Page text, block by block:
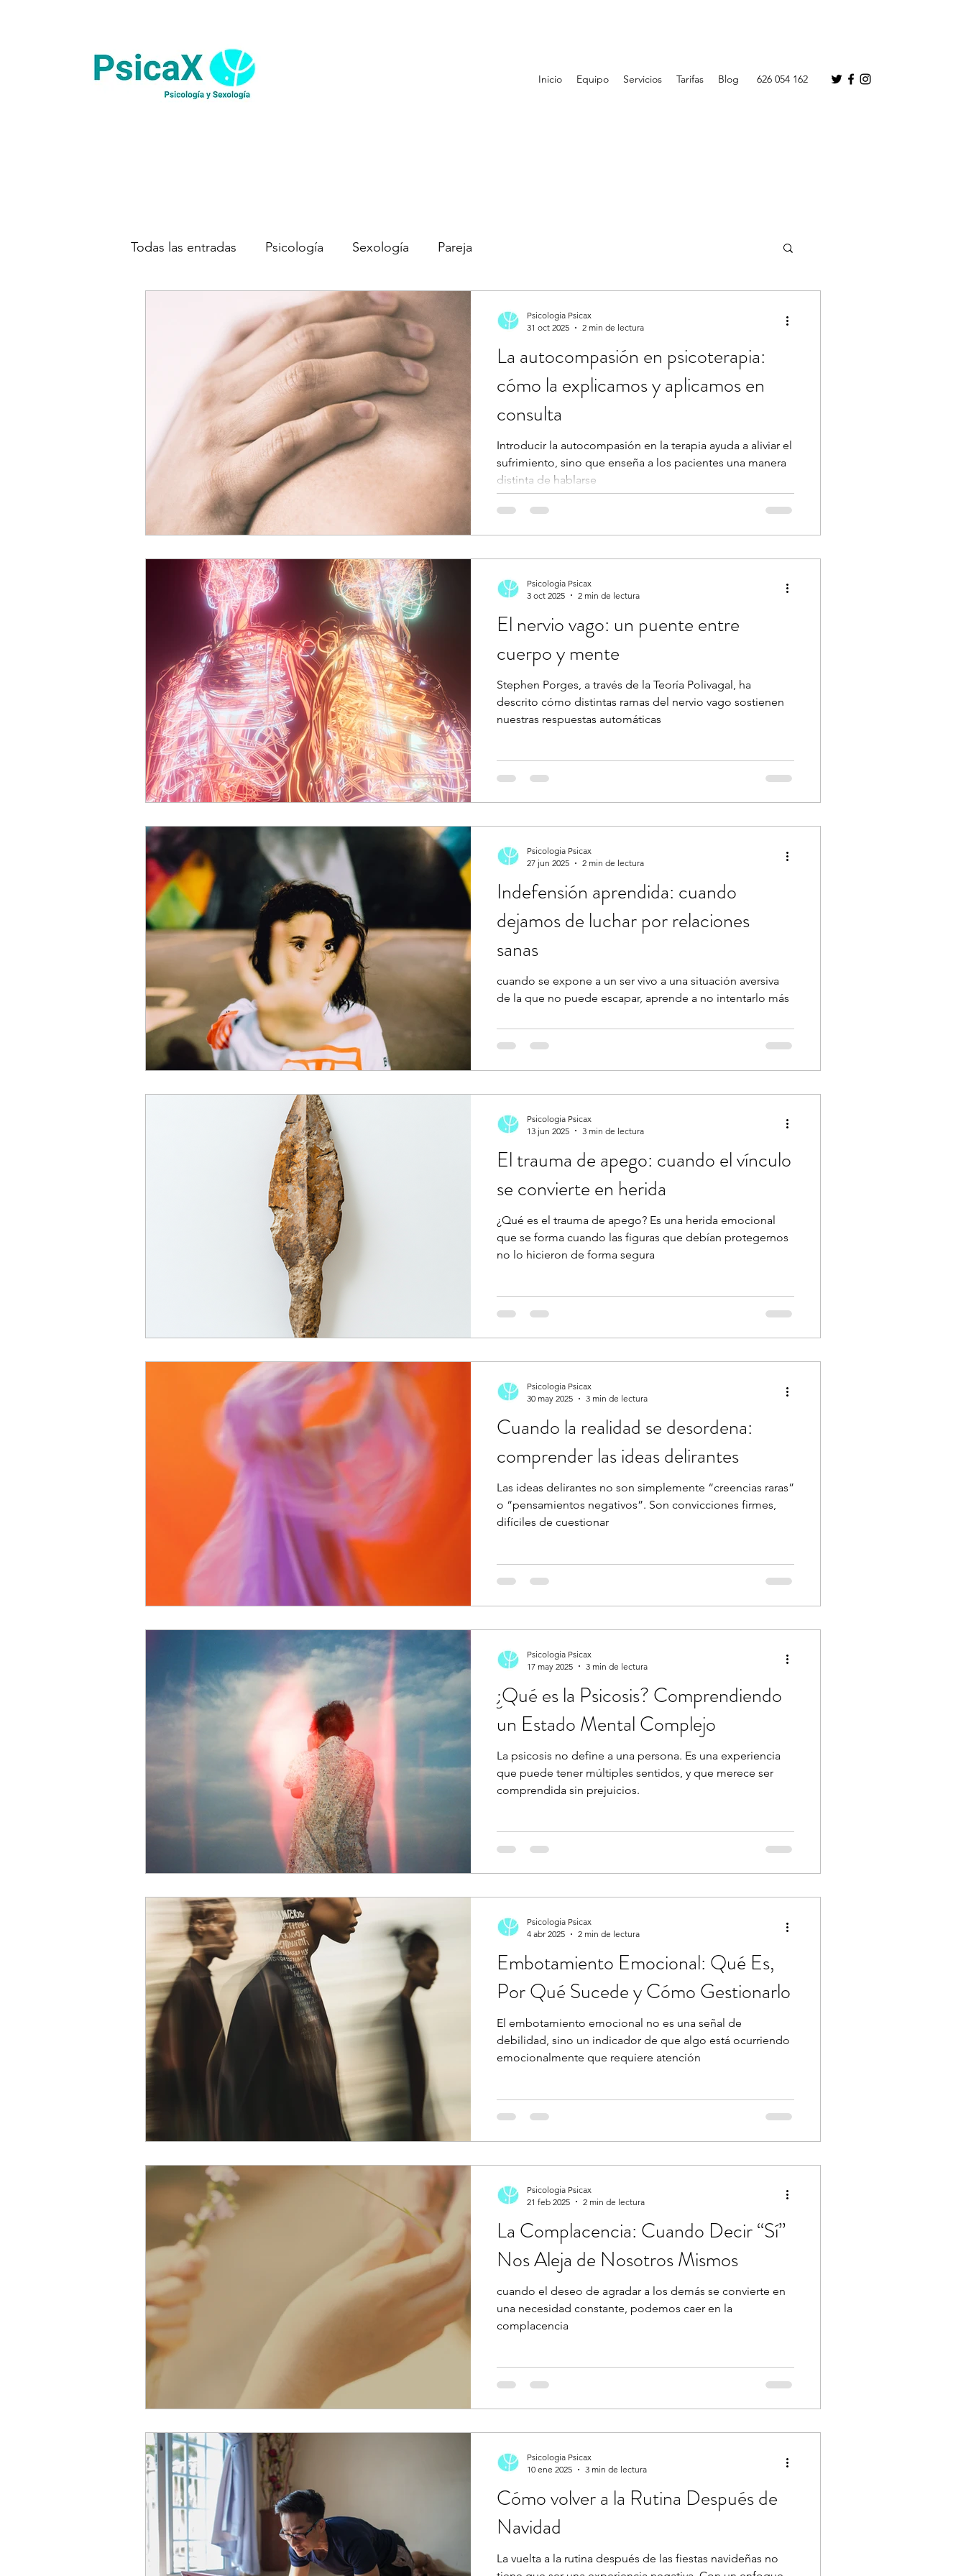
Inicio Equipo Servicios Tarifas Blog 626 054 162
Todas las entradas Psicología Sexología Pareja
La autocompasión en psicoterapia:
cómo la explicamos y aplicamos en
consulta
Introducir la autocompasión en la terapia ayuda a aliviar el
sufrimiento, sino que enseña a los pacientes una manera
distinta de hablarse
Psicologia Psicax
31 oct 2025
2 min de lectura
El nervio vago: un puente entre
cuerpo y mente
Stephen Porges, a través de la Teoría Polivagal, ha
descrito cómo distintas ramas del nervio vago sostienen
nuestras respuestas automáticas
Psicologia Psicax
3 oct 2025
2 min de lectura
Indefensión aprendida: cuando
dejamos de luchar por relaciones
sanas
cuando se expone a un ser vivo a una situación aversiva
de la que no puede escapar, aprende a no intentarlo más
Psicologia Psicax
27 jun 2025
2 min de lectura
El trauma de apego: cuando el vínculo
se convierte en herida
¿Qué es el trauma de apego? Es una herida emocional
que se forma cuando las figuras que debían protegernos
no lo hicieron de forma segura
Psicologia Psicax
13 jun 2025
3 min de lectura
Cuando la realidad se desordena:
comprender las ideas delirantes
Las ideas delirantes no son simplemente “creencias raras”
o “pensamientos negativos”. Son convicciones firmes,
difíciles de cuestionar
Psicologia Psicax
30 may 2025
3 min de lectura
¿Qué es la Psicosis? Comprendiendo
un Estado Mental Complejo
La psicosis no define a una persona. Es una experiencia
que puede tener múltiples sentidos, y que merece ser
comprendida sin prejuicios.
Psicologia Psicax
17 may 2025
3 min de lectura
Embotamiento Emocional: Qué Es,
Por Qué Sucede y Cómo Gestionarlo
El embotamiento emocional no es una señal de
debilidad, sino un indicador de que algo está ocurriendo
emocionalmente que requiere atención
Psicologia Psicax
4 abr 2025
2 min de lectura
La Complacencia: Cuando Decir “Sí”
Nos Aleja de Nosotros Mismos
cuando el deseo de agradar a los demás se convierte en
una necesidad constante, podemos caer en la
complacencia
Psicologia Psicax
21 feb 2025
2 min de lectura
Cómo volver a la Rutina Después de
Navidad
La vuelta a la rutina después de las fiestas navideñas no
Psicologia Psicax
10 ene 2025
3 min de lectura